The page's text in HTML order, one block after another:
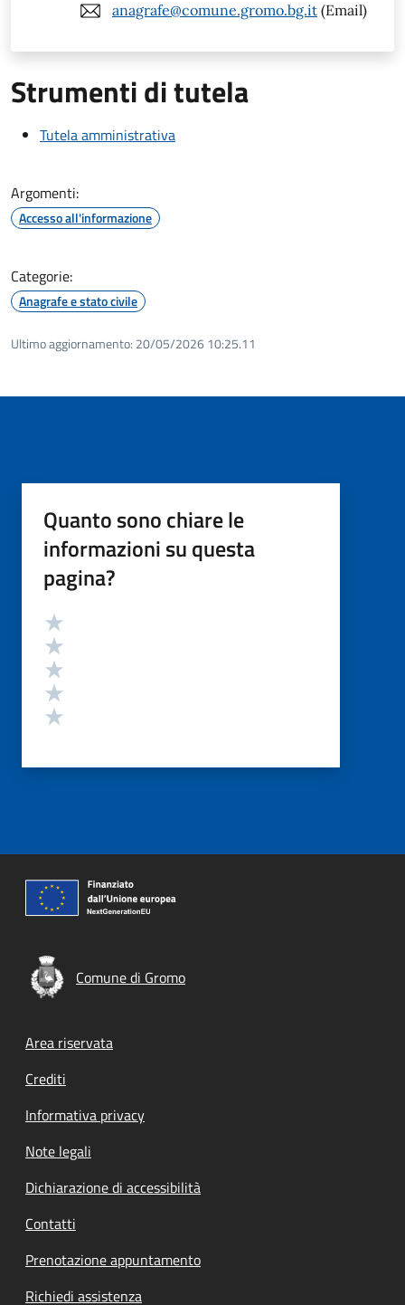
anagrafe@comune.gromo.bg.it (Email)
Strumenti di tutela
Tutela amministrativa
Argomenti:
Accesso all'informazione
Categorie:
Anagrafe e stato civile
Ultimo aggiornamento: 20/05/2026 10:25.11
Quanto sono chiare le
informazioni su questa
pagina?
Valutazione
Comune di Gromo
Footer menu
Area riservata
Crediti
Informativa privacy
Note legali
Dichiarazione di accessibilità
Contatti
Prenotazione appuntamento
Richiedi assistenza